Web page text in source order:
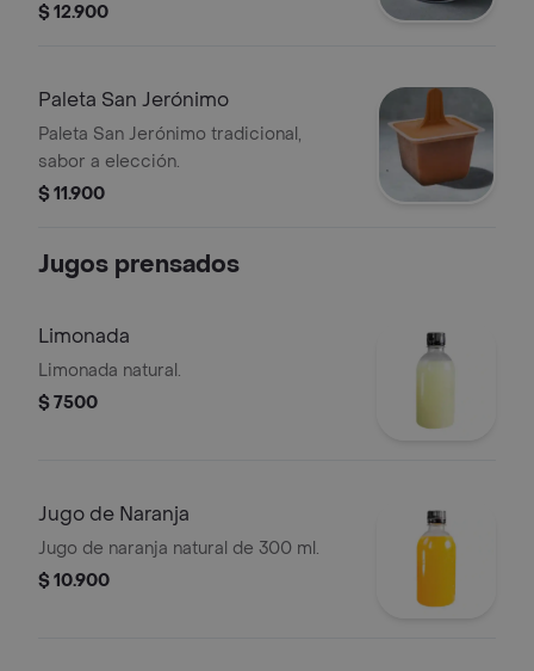
$ 12.900
Paleta San Jerónimo
Paleta San Jerónimo tradicional,
sabor a elección.
$ 11.900
Jugos prensados
Limonada
Limonada natural.
$ 7500
Jugo de Naranja
Jugo de naranja natural de 300 ml.
$ 10.900